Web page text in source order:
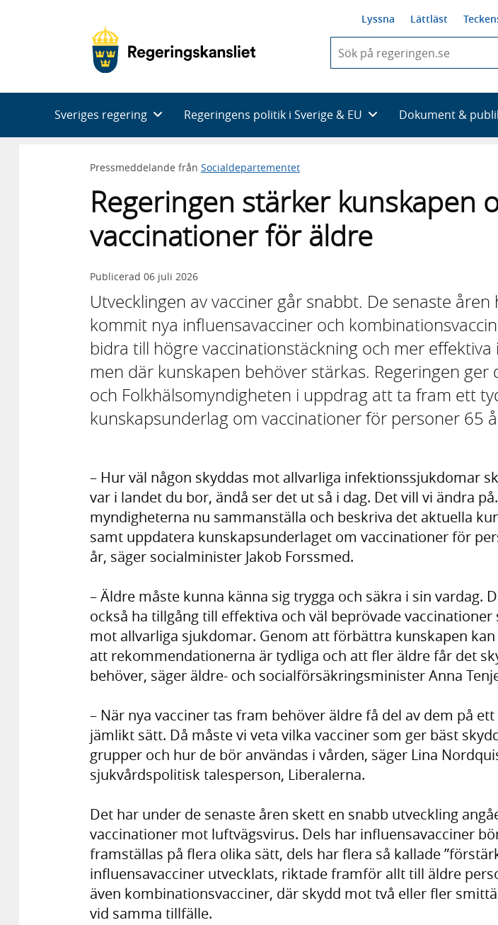
Lyssna Lättläst
du
skriva
framträder
en
Sveriges regering Regeringens politik i Sverige & EU Dokument &
Pressmeddelande från Socialdepartementet
Regeringen stärker kunskapen
vaccinationer för äldre
Publicerad 06 juli 2026
Utvecklingen av vacciner går snabbt. De senaste åren
kommit nya influensavacciner och
bidra till högre vaccinationstäckning och mer effektiva
men där kunskapen behöver stärkas. Regeringen ger
och Folkhälsomyndigheten i uppdrag att ta fram ett
kunskapsunderlag om vaccinationer för personer 65
– Hur väl någon skyddas mot allvarliga infektionssjukdomar
var i landet du bor, ändå ser det ut så i dag. Det vill vi ändra
myndigheterna nu sammanställa och beskriva det aktuella
samt uppdatera kunskapsunderlaget om vaccinationer för
år, säger socialminister Jakob Forssmed.
– Äldre måste kunna känna sig trygga och säkra i sin vardag.
också ha tillgång till effektiva och väl beprövade
mot allvarliga sjukdomar. Genom att förbättra kunskapen
att rekommendationerna är tydliga och att fler äldre får det
behöver, säger äldre- och socialförsäkringsminister Anna
– När nya vacciner tas fram behöver äldre få del av dem på
jämlikt sätt. Då måste vi veta vilka vacciner som ger bäst
grupper och hur de bör användas i vården, säger Lina
sjukvårdspolitisk talesperson, Liberalerna.
Det har under de senaste åren skett en snabb utveckling
vaccinationer mot luftvägsvirus. Dels har influensavacciner
framställas på flera olika sätt, dels har flera så kallade
influensavacciner utvecklats, riktade framför allt till äldre
även kombinationsvacciner, där skydd mot två eller fler
vid samma tillfälle.